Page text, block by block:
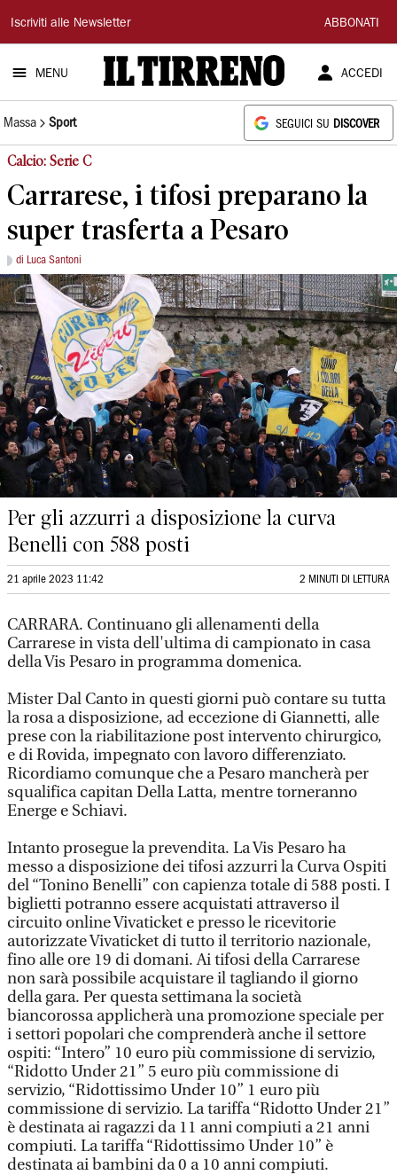
Il
Tirreno
Iscriviti alle Newsletter ABBONATI
MENU ACCEDI
Massa Sport SEGUICI SU DISCOVER
Calcio: Serie C
Carrarese, i tifosi preparano la
super trasferta a Pesaro
di Luca Santoni
Per gli azzurri a disposizione la curva
Benelli con 588 posti
21 aprile 2023 11:42 2 MINUTI DI LETTURA
CARRARA. Continuano gli allenamenti della
Carrarese in vista dell'ultima di campionato in casa
della Vis Pesaro in programma domenica.
Mister Dal Canto in questi giorni può contare su tutta
la rosa a disposizione, ad eccezione di Giannetti, alle
prese con la riabilitazione post intervento chirurgico,
e di Rovida, impegnato con lavoro differenziato.
Ricordiamo comunque che a Pesaro mancherà per
squalifica capitan Della Latta, mentre torneranno
Energe e Schiavi.
Intanto prosegue la prevendita. La Vis Pesaro ha
messo a disposizione dei tifosi azzurri la Curva Ospiti
del “Tonino Benelli” con capienza totale di 588 posti. I
biglietti potranno essere acquistati attraverso il
circuito online Vivaticket e presso le ricevitorie
autorizzate Vivaticket di tutto il territorio nazionale,
fino alle ore 19 di domani. Ai tifosi della Carrarese
non sarà possibile acquistare il tagliando il giorno
della gara. Per questa settimana la società
biancorossa applicherà una promozione speciale per
i settori popolari che comprenderà anche il settore
ospiti: “Intero” 10 euro più commissione di servizio,
“Ridotto Under 21” 5 euro più commissione di
servizio, “Ridottissimo Under 10” 1 euro più
commissione di servizio. La tariffa “Ridotto Under 21”
è destinata ai ragazzi da 11 anni compiuti a 21 anni
compiuti. La tariffa “Ridottissimo Under 10” è
destinata ai bambini da 0 a 10 anni compiuti.